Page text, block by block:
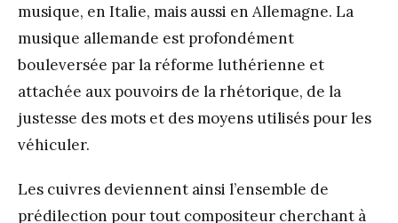
musique, en Italie, mais aussi en Allemagne. La
musique allemande est profondément
bouleversée par la réforme luthérienne et
attachée aux pouvoirs de la rhétorique, de la
justesse des mots et des moyens utilisés pour les
véhiculer.
Les cuivres deviennent ainsi l’ensemble de
prédilection pour tout compositeur cherchant à